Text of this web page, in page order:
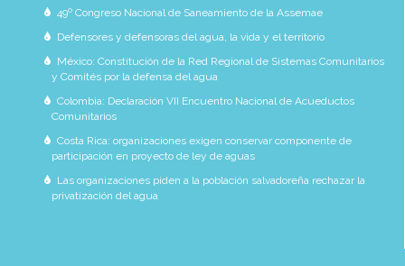
49º Congreso Nacional de Saneamiento de la Assemae
Defensores y defensoras del agua, la vida y el territorio
México: Constitución de la Red Regional de Sistemas Comunitarios
y Comités por la defensa del agua
Colombia: Declaración VII Encuentro Nacional de Acueductos
Comunitarios
Costa Rica: organizaciones exigen conservar componente de
participación en proyecto de ley de aguas
Las organizaciones piden a la población salvadoreña rechazar la
privatización del agua